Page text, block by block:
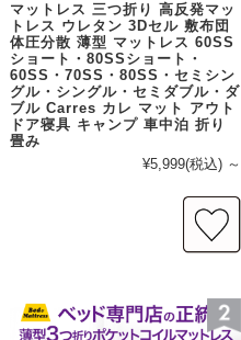
マットレス 三つ折り 高反発マッ
トレス ウレタン 3Dセル 敷布団
体圧分散 薄型 マットレス 60SS
ショート・80SSショート・
60SS・70SS・80SS・セミシン
グル・シングル・セミダブル・ダ
ブル Carres カレ マット アウト
ドア寝具 キャンプ 車中泊 折り
畳み
¥5,999(税込) ～